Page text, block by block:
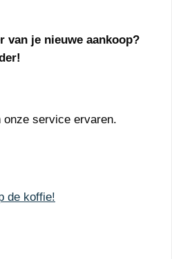
van je nieuwe aankoop?
onze service ervaren.
de koffie!